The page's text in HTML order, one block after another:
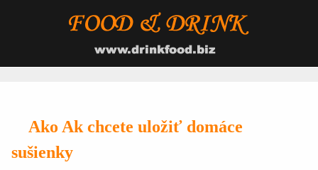
Ako Ak chcete uložiť domáce
sušienky